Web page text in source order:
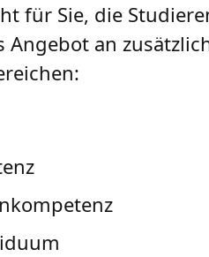
für Sie, die
Angebot an